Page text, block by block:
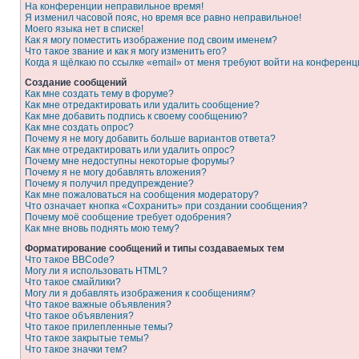
На конференции неправильное время!
Я изменил часовой пояс, но время все равно неправильное!
Моего языка нет в списке!
Как я могу поместить изображение под своим именем?
Что такое звание и как я могу изменить его?
Когда я щёлкаю по ссылке «email» от меня требуют войти на
Создание сообщений
Как мне создать тему в форуме?
Как мне отредактировать или удалить сообщение?
Как мне добавить подпись к своему сообщению?
Как мне создать опрос?
Почему я не могу добавить больше вариантов ответа?
Как мне отредактировать или удалить опрос?
Почему мне недоступны некоторые форумы?
Почему я не могу добавлять вложения?
Почему я получил предупреждение?
Как мне пожаловаться на сообщения модератору?
Что означает кнопка «Сохранить» при создании сообщения?
Почему моё сообщение требует одобрения?
Как мне вновь поднять мою тему?
Форматирование сообщений и типы создаваемых тем
Что такое BBCode?
Могу ли я использовать HTML?
Что такое смайлики?
Могу ли я добавлять изображения к сообщениям?
Что такое важные объявления?
Что такое объявления?
Что такое прилепленные темы?
Что такое закрытые темы?
Что такое значки тем?